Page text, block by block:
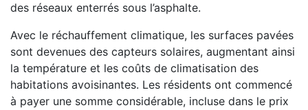
des réseaux enterrés sous l’asphalte.
Avec le réchauffement climatique, les surfaces pavées
sont devenues des capteurs solaires, augmentant ainsi
la température et les coûts de climatisation des
habitations avoisinantes. Les résidents ont commencé
à payer une somme considérable, incluse dans le prix